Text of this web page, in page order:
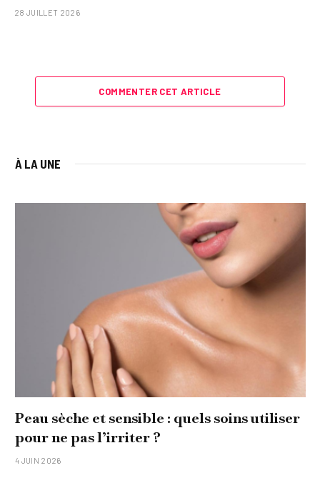
28 JUILLET 2026
COMMENTER CET ARTICLE
À LA UNE
Peau sèche et sensible : quels soins utiliser
pour ne pas l’irriter ?
4 JUIN 2026